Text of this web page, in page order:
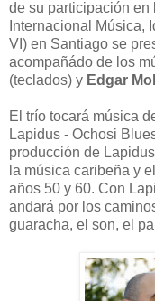
de su participación en
Internacional Música,
VI) en Santiago se
acompañádo de los
(teclados) y Edgar
El trío tocará música
Lapidus - Ochosi
producción de
la música caribeña y
años 50 y 60. Con
andará por los
guaracha, el son, el